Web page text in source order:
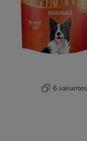
6 variantes